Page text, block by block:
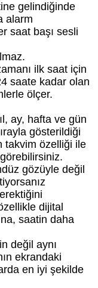
gelindiğinde
alarm
saat başı sesli
ilk saat için
saate kadar olan
ölçer.
ay, hafta ve gün
gösterildiği
takvim özelliği ile
gözüyle değil
dijital
saatin daha
değil aynı
ekrandaki
en iyi şekilde